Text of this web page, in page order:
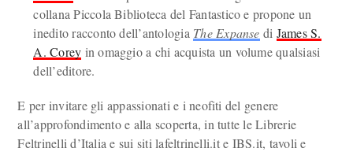
collana Piccola Biblioteca del Fantastico e propone un
inedito racconto dell’antologia The Expanse di James S.
A. Corey in omaggio a chi acquista un volume qualsiasi
dell’editore.
E per invitare gli appassionati e i neofiti del genere
all’approfondimento e alla scoperta, in tutte le Librerie
Feltrinelli d’Italia e sui siti lafeltrinelli.it e IBS.it, tavoli e